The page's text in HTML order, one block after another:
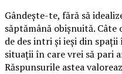
Gândește-te, fără să
săptămână obișnuită.
de des intri și ieși din
situații în care vrei să pari
Răspunsurile astea